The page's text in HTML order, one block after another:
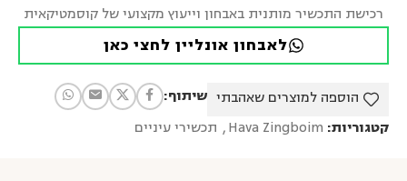
רכישת התכשיר מותנית באבחון וייעוץ מקצועי של קוסמטיקאית
לאבחון אונליין לחצי כאן
הוספה למוצרים שאהבתי שיתוף:
קטגוריות: Hava Zingboim
, תכשירי עיניים